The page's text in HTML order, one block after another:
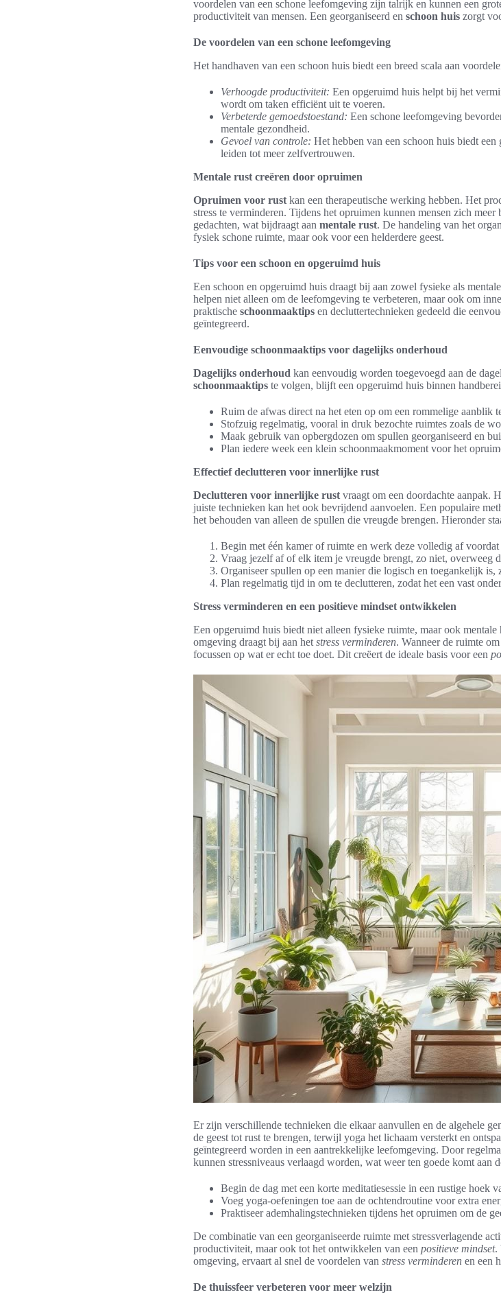
voordelen van een schone leefomgeving zijn talrijk en kunnen een
productiviteit van mensen. Een georganiseerd en schoon huis zorgt
De voordelen van een schone leefomgeving
Het handhaven van een schoon huis biedt een breed scala aan
Verhoogde productiviteit: Een opgeruimd huis helpt bij het
wordt om taken efficiënt uit te voeren.
Verbeterde gemoedstoestand: Een schone leefomgeving
mentale gezondheid.
Gevoel van controle: Het hebben van een schoon huis biedt
leiden tot meer zelfvertrouwen.
Mentale rust creëren door opruimen
Opruimen voor rust kan een therapeutische werking hebben. Het
stress te verminderen. Tijdens het opruimen kunnen mensen zich
gedachten, wat bijdraagt aan mentale rust. De handeling van het
fysiek schone ruimte, maar ook voor een helderdere geest.
Tips voor een schoon en opgeruimd huis
Een schoon en opgeruimd huis draagt bij aan zowel fysieke als
helpen niet alleen om de leefomgeving te verbeteren, maar ook om
praktische schoonmaaktips en decluttertechnieken gedeeld die
geïntegreerd.
Eenvoudige schoonmaaktips voor dagelijks onderhoud
Dagelijks onderhoud kan eenvoudig worden toegevoegd aan de
schoonmaaktips te volgen, blijft een opgeruimd huis binnen
Ruim de afwas direct na het eten op om een rommelige aanblik
Stofzuig regelmatig, vooral in druk bezochte ruimtes zoals de
Maak gebruik van opbergdozen om spullen georganiseerd en
Plan iedere week een klein schoonmaakmoment voor het
Effectief declutteren voor innerlijke rust
Declutteren voor innerlijke rust vraagt om een doordachte aanpak.
juiste technieken kan het ook bevrijdend aanvoelen. Een populaire
het behouden van alleen de spullen die vreugde brengen. Hieronder
Begin met één kamer of ruimte en werk deze volledig af
Vraag jezelf af of elk item je vreugde brengt, zo niet, overweeg
Organiseer spullen op een manier die logisch en toegankelijk
Plan regelmatig tijd in om te declutteren, zodat het een vast
Stress verminderen en een positieve mindset ontwikkelen
Een opgeruimd huis biedt niet alleen fysieke ruimte, maar ook
omgeving draagt bij aan het stress verminderen. Wanneer de ruimte
focussen op wat er echt toe doet. Dit creëert de ideale basis voor een
Er zijn verschillende technieken die elkaar aanvullen en de algehele
de geest tot rust te brengen, terwijl yoga het lichaam versterkt en
geïntegreerd worden in een aantrekkelijke leefomgeving. Door
kunnen stressniveaus verlaagd worden, wat weer ten goede komt aan
Begin de dag met een korte meditatiesessie in een rustige hoek
Voeg yoga-oefeningen toe aan de ochtendroutine voor extra
Praktiseer ademhalingstechnieken tijdens het opruimen om de
De combinatie van een georganiseerde ruimte met stressverlagende
productiviteit, maar ook tot het ontwikkelen van een positieve mindset.
omgeving, ervaart al snel de voordelen van stress verminderen en een
De thuissfeer verbeteren voor meer welzijn